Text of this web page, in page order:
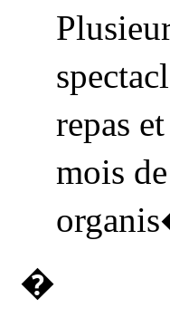
repas
mois
�